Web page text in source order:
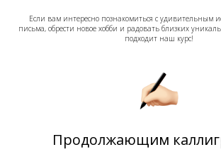
Если вам интересно познакомиться с удивительным
письма, обрести новое хобби и радовать близких
подходит наш курс!
Продолжающим